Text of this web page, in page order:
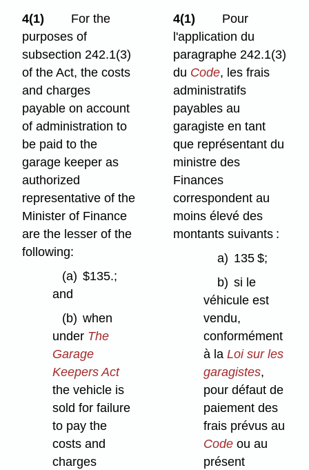
4(1)
For the
purposes of
subsection 242.1(3)
of the Act, the costs
and charges
payable on account
of administration to
be paid to the
garage keeper as
authorized
representative of the
Minister of Finance
are the lesser of the
following:
(a) $135.;
and
(b) when
under The
Garage
Keepers Act
the vehicle is
sold for failure
to pay the
costs and
charges
4(1)
Pour
l'application du
paragraphe 242.1(3)
du Code, les frais
administratifs
payables au
garagiste en tant
que représentant du
ministre des
Finances
correspondent au
moins élevé des
montants suivants :
a) 135 $;
b) si le
véhicule est
vendu,
conformément
à laLoi sur les
garagistes,
pour défaut de
paiement des
frais prévus au
Code ou au
présent